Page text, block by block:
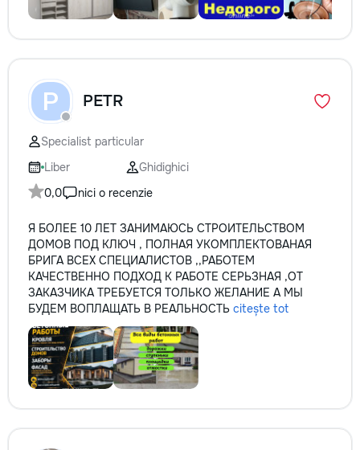
P PETR
Specialist particular
Liber
Ghidighici
0,0
nici o recenzie
Я БОЛЕЕ 10 ЛЕТ ЗАНИМАЮСЬ СТРОИТЕЛЬСТВОМ
ДОМОВ ПОД КЛЮЧ , ПОЛНАЯ УКОМПЛЕКТОВАНАЯ
БРИГА ВСЕХ СПЕЦИАЛИСТОВ ,,РАБОТЕМ
КАЧЕСТВЕННО ПОДХОД К РАБОТЕ СЕРЬЗНАЯ ,ОТ
ЗАКАЗЧИКА ТРЕБУЕТСЯ ТОЛЬКО ЖЕЛАНИЕ А МЫ
БУДЕМ ВОПЛАЩАТЬ В РЕАЛЬНОСТЬ citește tot